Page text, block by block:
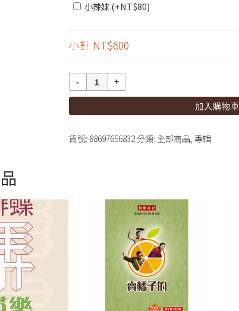
小辣妹 (+NT$80)
小計 NT$600
量
加入購物車
貨號: 88697656832分類: 全部商品, 專輯